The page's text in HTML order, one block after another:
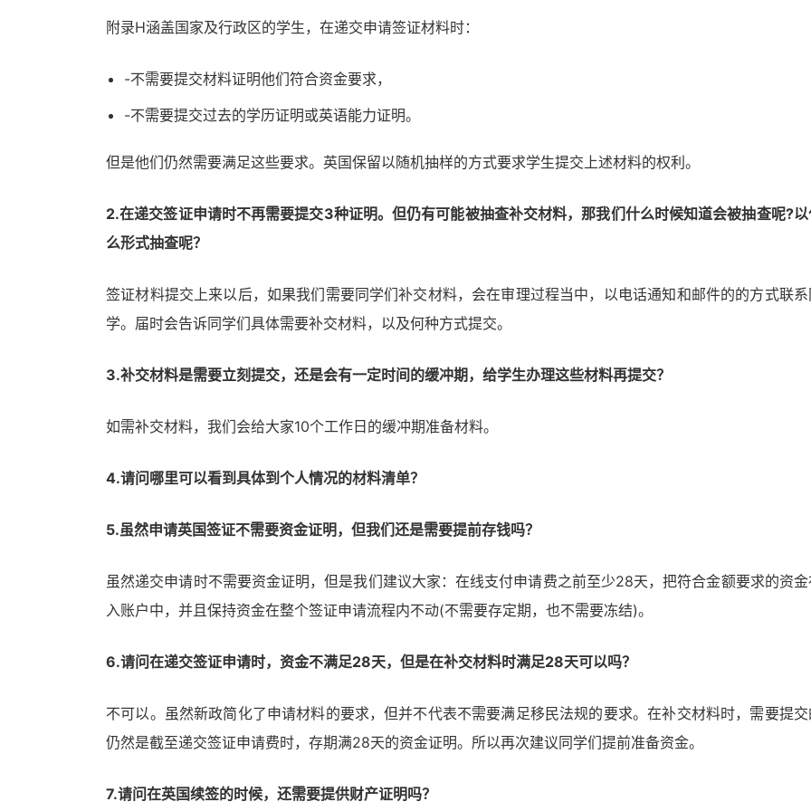
附录H涵盖国家及行政区的学生，在递交申请签证材料时：
-不需要提交材料证明他们符合资金要求，
-不需要提交过去的学历证明或英语能力证明。
但是他们仍然需要满足这些要求。英国保留以随机抽样的方式要求学生提交上述材料的权利。
2.在递交签证申请时不再需要提交3种证明。但仍有可能被抽查补交材料，那我们什么时候知道会被抽查呢?
么形式抽查呢？
签证材料提交上来以后，如果我们需要同学们补交材料，会在审理过程当中，以电话通知和邮件的的方式联
学。届时会告诉同学们具体需要补交材料，以及何种方式提交。
3.补交材料是需要立刻提交，还是会有一定时间的缓冲期，给学生办理这些材料再提交？
如需补交材料，我们会给大家10个工作日的缓冲期准备材料。
4.请问哪里可以看到具体到个人情况的材料清单？
5.虽然申请英国签证不需要资金证明，但我们还是需要提前存钱吗？
虽然递交申请时不需要资金证明，但是我们建议大家：在线支付申请费之前至少28天，把符合金额要求的资
入账户中，并且保持资金在整个签证申请流程内不动(不需要存定期，也不需要冻结)。
6.请问在递交签证申请时，资金不满足28天，但是在补交材料时满足28天可以吗？
不可以。虽然新政简化了申请材料的要求，但并不代表不需要满足移民法规的要求。在补交材料时，需要提
仍然是截至递交签证申请费时，存期满28天的资金证明。所以再次建议同学们提前准备资金。
7.请问在英国续签的时候，还需要提供财产证明吗？